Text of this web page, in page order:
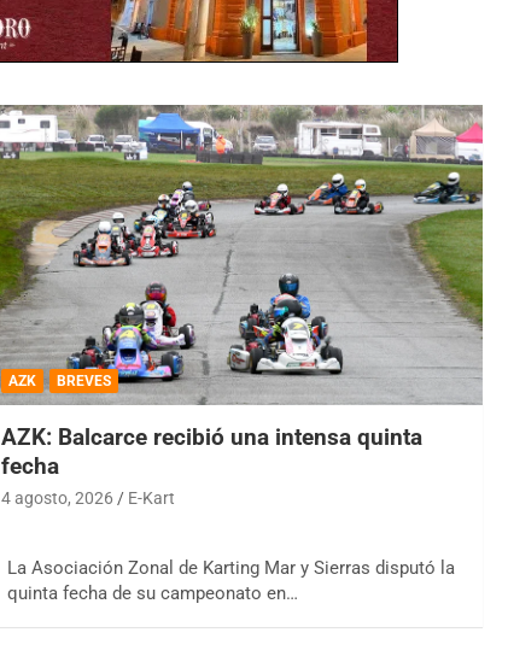
AZK BREVES
AZK: Balcarce recibió una intensa quinta
fecha
4 agosto, 2026 E-Kart
La Asociación Zonal de Karting Mar y Sierras disputó la
quinta fecha de su campeonato en…